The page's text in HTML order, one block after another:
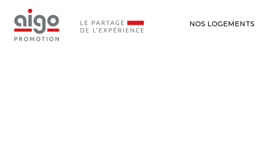
NOS LOGEMENTS